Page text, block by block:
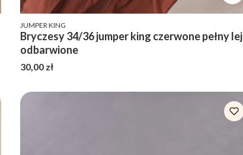
PRODUCENT
JUMPER KING
Bryczesy 34/36 jumper king czerwone pełny lej
odbarwione
Cena
30,00 zł